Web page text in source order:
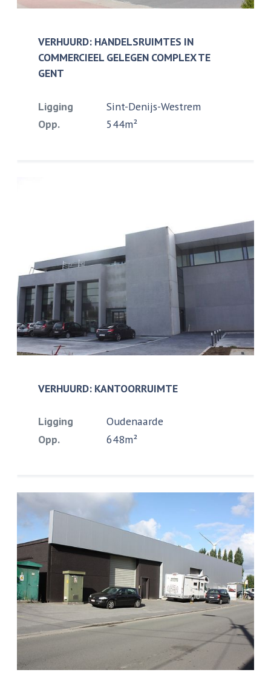
VERHUURD: HANDELSRUIMTES IN
COMMERCIEEL GELEGEN COMPLEX TE
GENT
Ligging
Sint-Denijs-Westrem
Opp.
544m²
VERHUURD: KANTOORRUIMTE
Ligging
Oudenaarde
Opp.
648m²